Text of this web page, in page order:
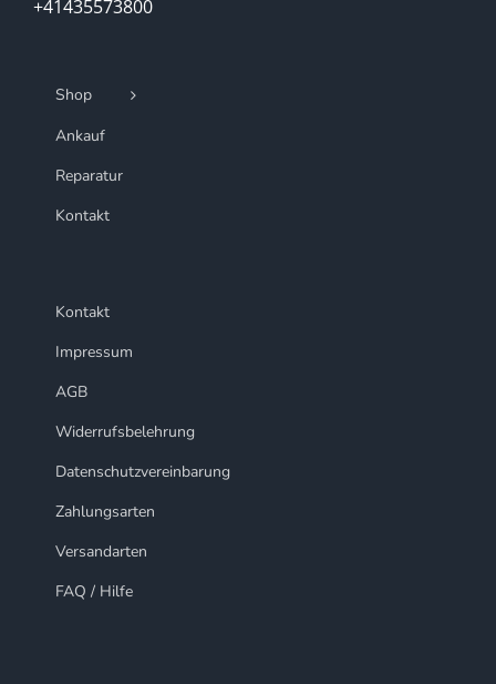
+41435573800
Shop
Ankauf
Reparatur
Kontakt
Kontakt
Impressum
AGB
Widerrufsbelehrung
Datenschutzvereinbarung
Zahlungsarten
Versandarten
FAQ / Hilfe